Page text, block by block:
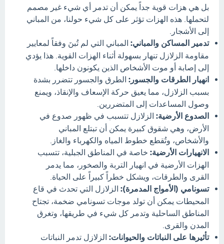
بل هي هزات قوية جداً يمكن أن تدمر أي شيء غير مصمم
لتحملها. هذه الهزات تؤثر على كل شيء حولنا، من المباني
إلى الأشجار.
تدمير المساكن والمباني: المباني التي لم تُبنَ وفقاً لمعايير
مقاومة الزلازل تنهار بسهولة أثناء الهزات القوية. هذا يؤدي
إلى إصابة أو موت الأشخاص الذين يكونون داخلها.
انهيار الطرقات والجسور: الطرق والجسور تتضرر بشدة
بسبب الزلازل، مما يعيق حركة الإسعاف والإنقاذ، ويمنع
وصول المساعدات إلى المتضررين.
الصدوع الأرضية: الزلازل تتسبب في ظهور صدوع في
الأرض، وهي شقوق كبيرة يمكن أن تبتلع المباني
والأشخاص، وتُقطع خطوط المياه والكهرباء والغاز.
الانهيارات الأرضية: خاصة في المناطق الجبلية، تتسبب
الهزات الأرضية في انهيار التربة والصخور، مما يدمر
القرى والطرقات، ويشكل خطراً كبيراً على الحياة.
تسونامي (الأمواج المدمرة): الزلازل التي تحدث في قاع
المحيطات يمكن أن تولد موجات تسونامي ضخمة، تجتاح
المناطق الساحلية وتدمر كل شيء في طريقها، وتغرق
المدن والقرى.
تأثيرها على النباتات والحيوانات: الزلازل تدمر النباتات